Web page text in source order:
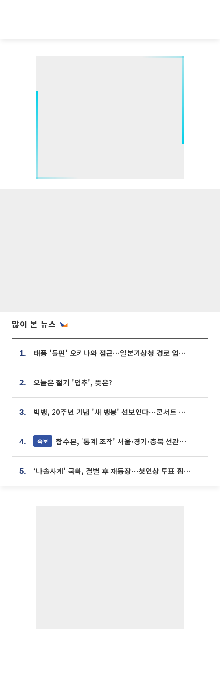
많이 본 뉴스
1. 태풍 '돌핀' 오키나와 접근…일본기상청 경로 업데이트
2. 오늘은 절기 '입추', 뜻은?
3. 빅뱅, 20주년 기념 '새 뱅봉' 선보인다⋯콘서트 앞두고 팝업 개최
4. 속보 합수본, '통계 조작' 서울·경기·충북 선관위 등 추가 압수수색
5. ‘나솔사계’ 국화, 결별 후 재등장⋯첫인상 투표 휩쓸고 ‘인기녀’ 등극